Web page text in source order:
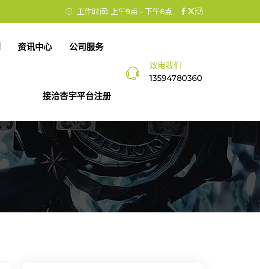
工作时间: 上午9点 - 下午6点
资讯中心 公司服务
接洽杏宇平台注册
致电我们
13594780360